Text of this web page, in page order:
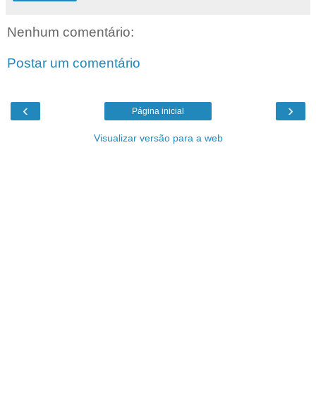
Nenhum comentário:
Postar um comentário
‹ ›
Página inicial
Visualizar versão para a web